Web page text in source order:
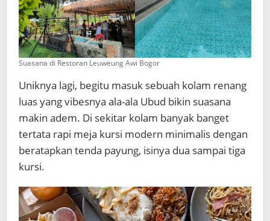
Suasana di Restoran Leuweung Awi Bogor
Uniknya lagi, begitu masuk sebuah kolam renang
luas yang vibesnya ala-ala Ubud bikin suasana
makin adem. Di sekitar kolam banyak banget
tertata rapi meja kursi modern minimalis dengan
beratapkan tenda payung, isinya dua sampai tiga
kursi.